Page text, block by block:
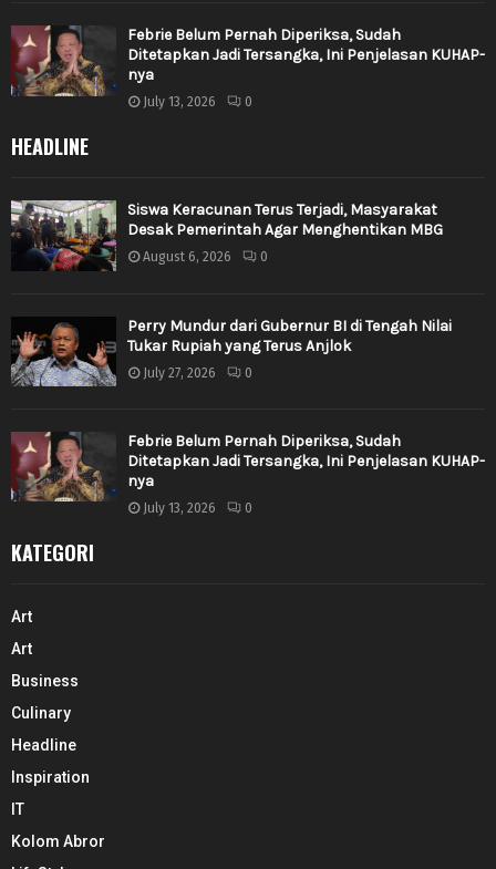
Febrie Belum Pernah Diperiksa, Sudah
Ditetapkan Jadi Tersangka, Ini Penjelasan KUHAP-
nya
July 13, 2026 0
HEADLINE
Siswa Keracunan Terus Terjadi, Masyarakat
Desak Pemerintah Agar Menghentikan MBG
August 6, 2026 0
Perry Mundur dari Gubernur BI di Tengah Nilai
Tukar Rupiah yang Terus Anjlok
July 27, 2026 0
Febrie Belum Pernah Diperiksa, Sudah
Ditetapkan Jadi Tersangka, Ini Penjelasan KUHAP-
nya
July 13, 2026 0
KATEGORI
Art
Art
Business
Culinary
Headline
Inspiration
IT
Kolom Abror